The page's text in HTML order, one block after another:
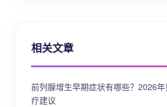
相关文章
前列腺增生早期症状有哪些？2026
疗建议